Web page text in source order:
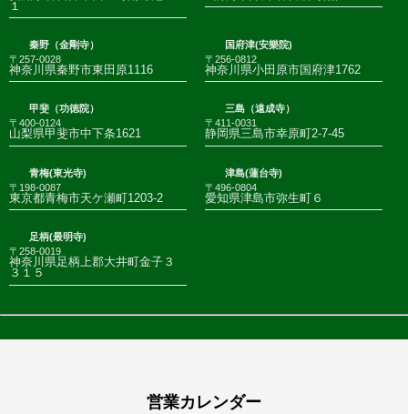
１
秦野（金剛寺）
〒257-0028
神奈川県秦野市東田原1116
国府津(安樂院)
〒256-0812
神奈川県小田原市国府津1762
甲斐（功徳院）
〒400-0124
山梨県甲斐市中下条1621
三島（遠成寺）
〒411-0031
静岡県三島市幸原町2-7-45
青梅(東光寺)
〒198-0087
東京都青梅市天ケ瀬町1203-2
津島(蓮台寺)
〒496-0804
愛知県津島市弥生町６
足柄(最明寺)
〒258-0019
神奈川県足柄上郡大井町金子３
３１５
営業カレンダー